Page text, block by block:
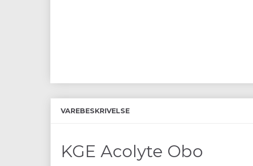
VAREBESKRIVELSE
KGE Acolyte Obo